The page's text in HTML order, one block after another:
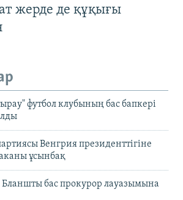
жерде де құқығы
футбол клубының бас бапкері
Венгрия президенттігіне
ұсынбақ
бас прокурор лауазымына